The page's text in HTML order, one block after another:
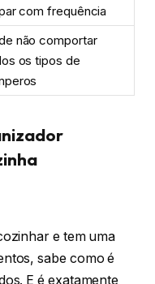
com frequência
não comportar
os tipos de
e tem uma
sabe como é
E é exatamente